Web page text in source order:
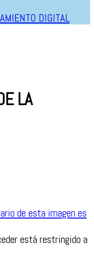
DIGITAL
LA
está restringido a